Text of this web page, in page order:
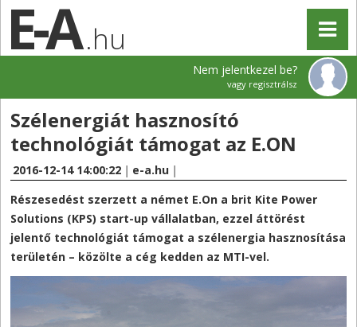
.hu
Nem jelentkezel be?
vagy regisztrálsz
Szélenergiát hasznosító
technológiát támogat az E.ON
2016-12-14 14:00:22 | e-a.hu |
Részesedést szerzett a német E.On a brit Kite Power
Solutions (KPS) start-up vállalatban, ezzel áttörést
jelentő technológiát támogat a szélenergia hasznosítása
területén – közölte a cég kedden az MTI-vel.